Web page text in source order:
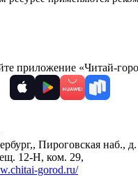
приложение «Читай-
, Пироговская наб.,
12-Н, ком. 29,
gorod.ru/